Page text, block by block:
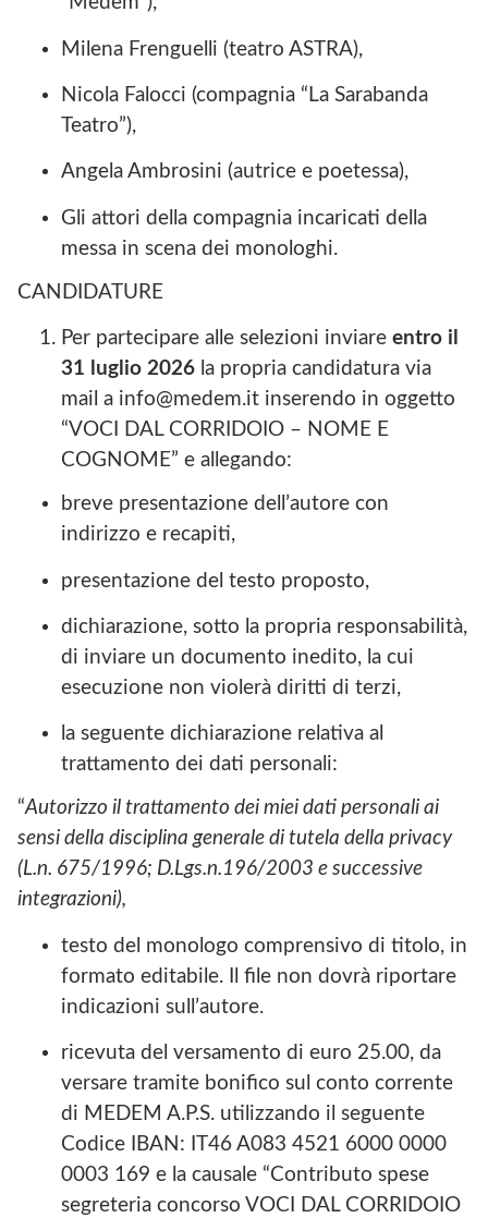
Milena Frenguelli (teatro ASTRA),
Nicola Falocci (compagnia “La Sarabanda
Teatro”),
Angela Ambrosini (autrice e poetessa),
Gli attori della compagnia incaricati della
messa in scena dei monologhi.
CANDIDATURE
Per partecipare alle selezioni inviare entro il
31 luglio 2026 la propria candidatura via
mail a info@medem.it inserendo in oggetto
“VOCI DAL CORRIDOIO – NOME E
COGNOME” e allegando:
breve presentazione dell’autore con
indirizzo e recapiti,
presentazione del testo proposto,
dichiarazione, sotto la propria responsabilità,
di inviare un documento inedito, la cui
esecuzione non violerà diritti di terzi,
la seguente dichiarazione relativa al
trattamento dei dati personali:
“Autorizzo il trattamento dei miei dati personali ai
sensi della disciplina generale di tutela della privacy
(L.n. 675/1996; D.Lgs.n.196/2003 e successive
integrazioni),
testo del monologo comprensivo di titolo, in
formato editabile. Il file non dovrà riportare
indicazioni sull’autore.
ricevuta del versamento di euro 25.00, da
versare tramite bonifico sul conto corrente
di MEDEM A.P.S. utilizzando il seguente
Codice IBAN: IT46 A083 4521 6000 0000
0003 169 e la causale “Contributo spese
segreteria concorso VOCI DAL CORRIDOIO